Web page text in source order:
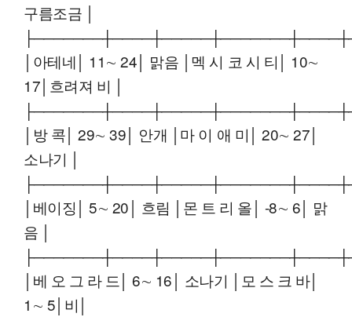
구름조금 │
│아테네│ 11∼ 24│ 맑음 │멕 시 코 시 티│ 10∼
17│흐려져 비 │
│방 콕│ 29∼ 39│ 안개 │마 이 애 미│ 20∼ 27│
소나기 │
│베이징│ 5∼ 20│ 흐림 │몬 트 리 올│ -8∼ 6│ 맑
음 │
│베 오 그 라 드│ 6∼ 16│ 소나기 │모 스 크 바│
1∼ 5│비│